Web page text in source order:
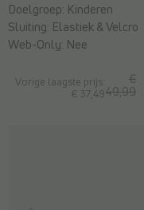
Vorige laagste prijs:
€ 37,49
€
49,99
Doelgroep: Kinderen
Sluiting: Elastiek & Velcro
Web-Only: Nee